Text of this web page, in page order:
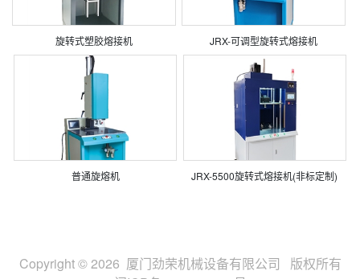
旋转式塑胶熔接机 JRX-可调型旋转式熔接机
普通旋熔机 JRX-5500旋转式熔接机(非标定制)
Copyright © 2026 厦门劲荣机械设备有限公司 版权所有